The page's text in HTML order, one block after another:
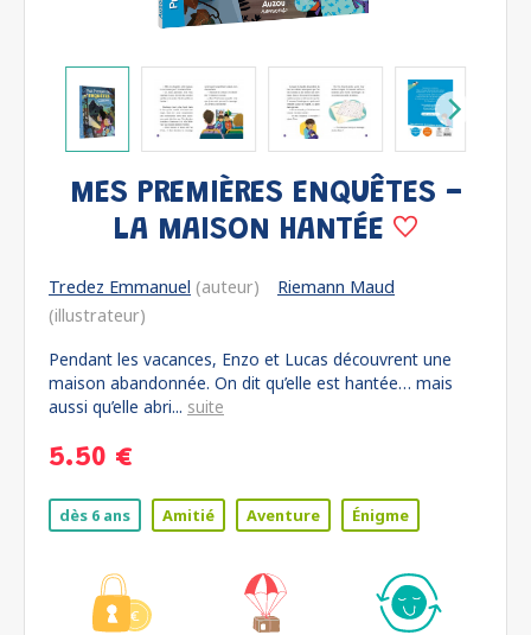
MES PREMIÈRES ENQUÊTES -
LA MAISON HANTÉE
Tredez Emmanuel (auteur)
Riemann Maud
(illustrateur)
Pendant les vacances, Enzo et Lucas découvrent une
maison abandonnée. On dit qu’elle est hantée… mais
aussi qu’elle abri... suite
5.50 €
dès 6 ans Amitié Aventure Énigme